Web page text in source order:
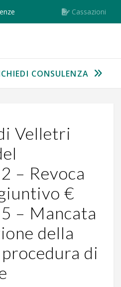
Cassazioni
CONSULENZA
Velletri
– Revoca
€
– Mancata
della
di